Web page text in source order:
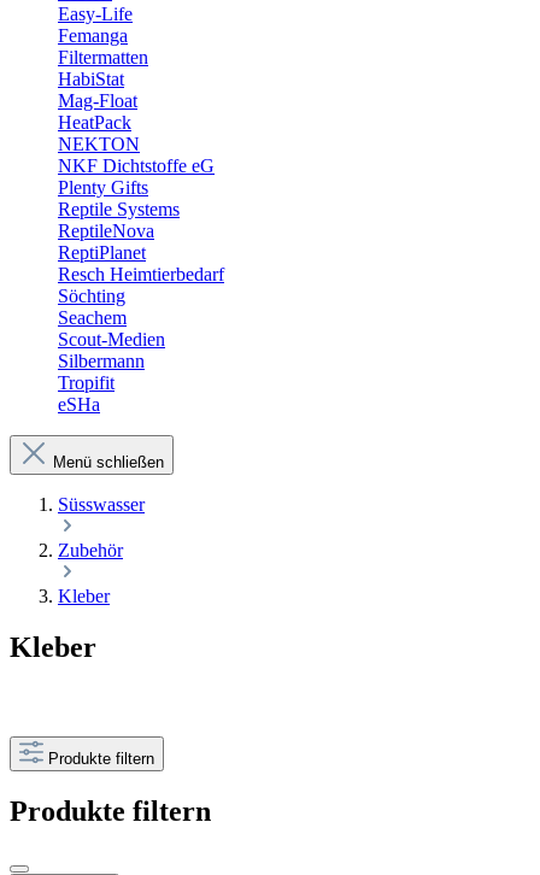
Easy-Life
Femanga
Filtermatten
HabiStat
Mag-Float
HeatPack
NEKTON
NKF Dichtstoffe eG
Plenty Gifts
Reptile Systems
ReptileNova
ReptiPlanet
Resch Heimtierbedarf
Söchting
Seachem
Scout-Medien
Silbermann
Tropifit
eSHa
Menü schließen
Süsswasser
Zubehör
Kleber
Kleber
Produkte filtern
Produkte filtern